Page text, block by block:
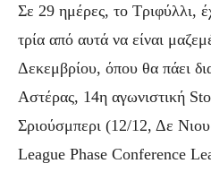
Σε 29 ημέρες, το Τριφύλλι,
τρία από αυτά να είναι
Δεκεμβρίου, όπου θα πάει
Αστέρας, 14η αγωνιστική
Σριούσμπερι (12/12, Δε Νιου
League Phase Conference